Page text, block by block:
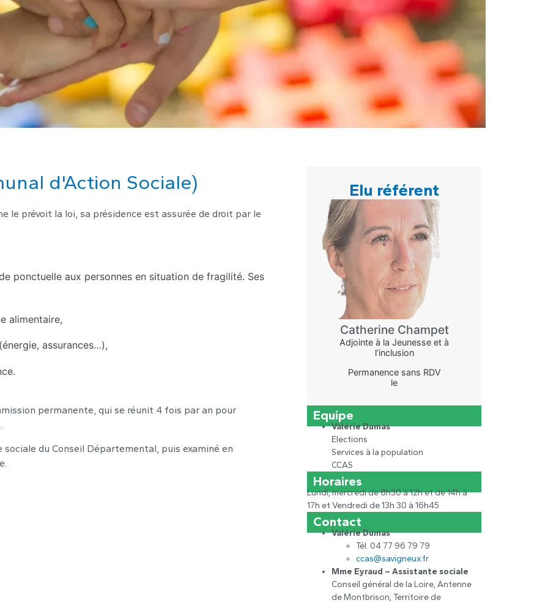
d'Action Sociale)
le prévoit la loi, sa présidence est assurée de droit par le
ponctuelle aux personnes en situation de fragilité. Ses
alimentaire,
assurances…),
permanente, qui se réunit 4 fois par an pour
du Conseil Départemental, puis examiné en
Elu référent
Catherine Champet
Adjointe à la Jeunesse et à
l’inclusion
Permanence sans RDV
le
Equipe
Valérie Dumas
Elections
Services à la population
CCAS
Horaires
Lundi, mercredi de 8h30 à 12h et de 14h à
17h et Vendredi de 13h 30 à 16h45
Contact
Valérie Dumas
Tél. 04 77 96 79 79
ccas@savigneux.fr
Mme Eyraud – Assistante sociale
Conseil général de la Loire, Antenne
de Montbrison, Territoire de